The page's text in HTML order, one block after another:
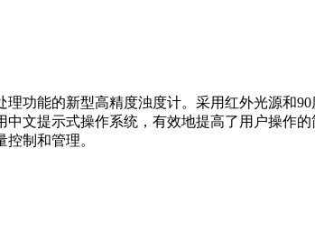
功能的新型高精度浊度计。采用红外光源和
文提示式操作系统，有效地提高了用户操作
制和管理。